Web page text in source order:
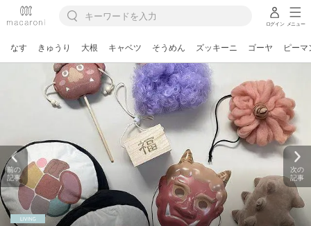
ログイン メニュー
なす きゅうり 大根 キャベツ そうめん ズッキーニ ゴーヤ ピーマ
前の
記事
次の
記事